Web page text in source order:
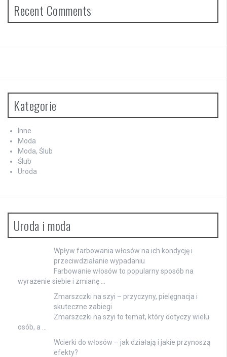
Recent Comments
Kategorie
Inne
Moda
Moda, Ślub
Ślub
Uroda
Uroda i moda
Wpływ farbowania włosów na ich kondycję i
przeciwdziałanie wypadaniu
Farbowanie włosów to popularny sposób na
wyrażenie siebie i zmianę …
Zmarszczki na szyi – przyczyny, pielęgnacja i
skuteczne zabiegi
Zmarszczki na szyi to temat, który dotyczy wielu
osób, a …
Wcierki do włosów – jak działają i jakie przynoszą
efekty?